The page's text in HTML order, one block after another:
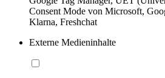
Consent Mode von Microsoft,
Klarna, Freshchat
Externe Medieninhalte